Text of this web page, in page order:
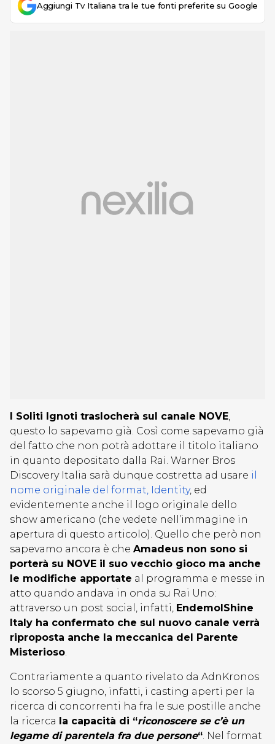
Aggiungi Tv Italiana tra le tue fonti preferite su Google
I Soliti Ignoti traslocherà sul canale NOVE,
questo lo sapevamo già. Così come sapevamo già
del fatto che non potrà adottare il titolo italiano
in quanto depositato dalla Rai. Warner Bros
Discovery Italia sarà dunque costretta ad usare il
nome originale del format, Identity, ed
evidentemente anche il logo originale dello
show americano (che vedete nell’immagine in
apertura di questo articolo). Quello che però non
sapevamo ancora è che Amadeus non sono si
porterà su NOVE il suo vecchio gioco ma anche
le modifiche apportate al programma e messe in
atto quando andava in onda su Rai Uno:
attraverso un post social, infatti, EndemolShine
Italy ha confermato che sul nuovo canale verrà
riproposta anche la meccanica del Parente
Misterioso.
Contrariamente a quanto rivelato da AdnKronos
lo scorso 5 giugno, infatti, i casting aperti per la
ricerca di concorrenti ha fra le sue postille anche
la ricerca la capacità di “riconoscere se c’è un
legame di parentela fra due persone“. Nel format